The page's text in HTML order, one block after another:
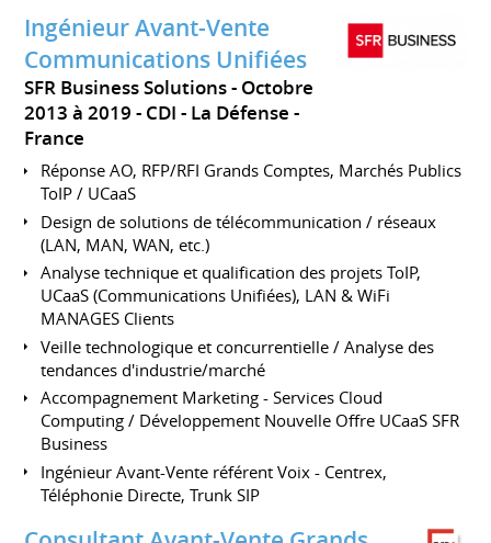
Ingénieur Avant-Vente
Communications Unifiées
SFR Business Solutions
Octobre
2013 à 2019 CDI
La Défense
France
Réponse AO, RFP/RFI Grands Comptes, Marchés Publics
ToIP / UCaaS
Design de solutions de télécommunication / réseaux
(LAN, MAN, WAN, etc.)
Analyse technique et qualification des projets ToIP,
UCaaS (Communications Unifiées), LAN & WiFi
MANAGES Clients
Veille technologique et concurrentielle / Analyse des
tendances d'industrie/marché
Accompagnement Marketing - Services Cloud
Computing / Développement Nouvelle Offre UCaaS SFR
Business
Ingénieur Avant-Vente référent Voix - Centrex,
Téléphonie Directe, Trunk SIP